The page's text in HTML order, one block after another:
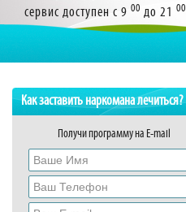
сервис доступен с 9 00 до 21 00
Как заставить наркомана лечиться?
Получи программу на E-mail